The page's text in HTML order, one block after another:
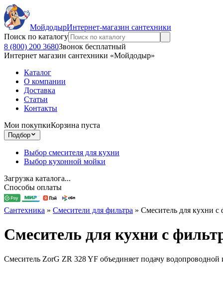
МойдодырИнтернет-магазин сантехники
Поиск по каталогу
8 (800) 200 3680Звонок бесплатный
Интернет магазин сантехники «Мойдодыр»
Каталог
О компании
Доставка
Статьи
Контакты
Мои покупкиКорзина пуста
Подбор
Выбор смесителя для кухни
Выбор кухонной мойки
Загрузка каталога...
Способы оплаты
Сантехника » Смесители для фильтра » Смеситель для кухни
Смеситель для кухни с
Смеситель ZorG ZR 328 YF объединяет подачу